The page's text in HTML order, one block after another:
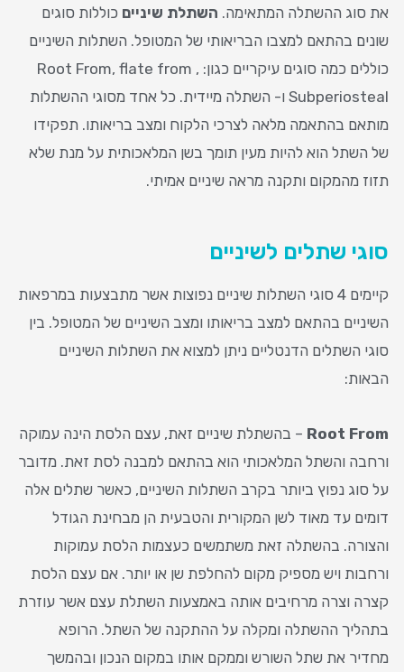
את סוג ההשתלה המתאימה. השתלת שיניים כוללות סוגים
שונים בהתאם למצבו הבריאותי של המטופל. השתלות השיניים
כוללים כמה סוגים עיקריים כגון: Root From, flate from ,
Subperiosteal ו- השתלה מיידית. כל אחד מסוגי ההשתלות
מותאם בהתאמה מלאה לצרכי הלקוח ומצב בריאותו. תפקידו
של השתל הוא להיות מעין תומך בשן המלאכותית על מנת שלא
תזוז מהמקום ותקנה מראה שיניים אמיתי.
סוגי שתלים לשיניים
קיימים 4 סוגי השתלות שיניים נפוצות אשר מתבצעות במרפאות
השיניים בהתאם למצב בריאותו ומצב השיניים של המטופל. בין
סוגי השתלים הדנטליים ניתן למצוא את השתלות השיניים
הבאות:
Root From – בהשתלת שיניים זאת, עצם הלסת הינה עמוקה
ורחבה והשתל המלאכותי הוא בהתאם למבנה לסת זאת. מדובר
על סוג נפוץ ביותר בקרב השתלות השיניים, כאשר שתלים אלה
דומים עד מאוד לשן המקורית והטבעית הן מבחינת הגודל
והצורה. בהשתלה זאת משתמשים כעצמות הלסת עמוקות
ורחבות ויש מספיק מקום להחלפת שן או יותר. אם עצם הלסת
קצרה וצרה מרחיבים אותה באמצעות השתלת עצם אשר עוזרת
בתהליך ההשתלה ומקלה על ההתקנה של השתל. הרופא
מחדיר את שתל השורש וממקם אותו במקום הנכון ובהמשך